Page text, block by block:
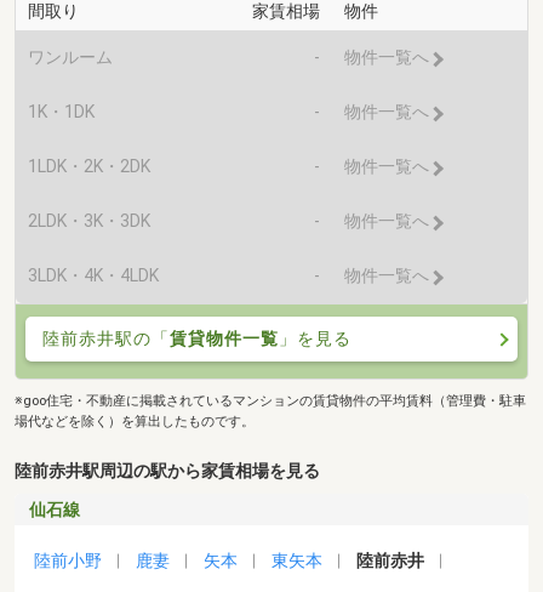
間取り 家賃相場 物件
ワンルーム - 物件一覧へ
1K・1DK - 物件一覧へ
1LDK・2K・2DK - 物件一覧へ
2LDK・3K・3DK - 物件一覧へ
3LDK・4K・4LDK - 物件一覧へ
陸前赤井駅の「賃貸物件一覧 」を見る
※goo住宅・不動産に掲載されているマンションの賃貸物件の平均賃料（管理費・駐車
場代などを除く）を算出したものです。
陸前赤井駅周辺の駅から家賃相場を見る
仙石線
陸前小野 鹿妻 矢本 東矢本 陸前赤井